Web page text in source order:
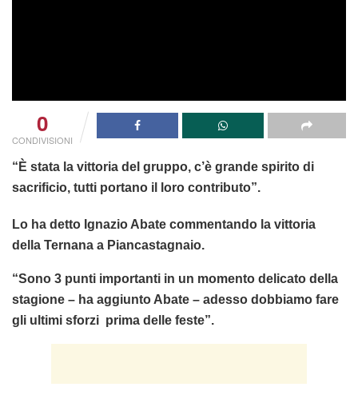
0
CONDIVISIONI
“È stata la vittoria del gruppo, c’è grande spirito di
sacrificio, tutti portano il loro contributo”.
Lo ha detto Ignazio Abate commentando la vittoria
della Ternana a Piancastagnaio.
“Sono 3 punti importanti in un momento delicato della
stagione – ha aggiunto Abate – adesso dobbiamo fare
gli ultimi sforzi prima delle feste”.